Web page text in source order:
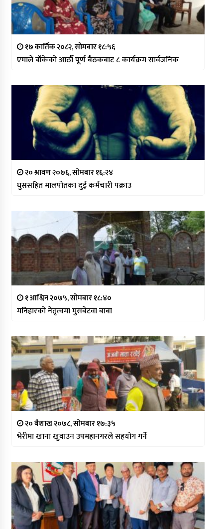
१७ कार्तिक २०८२, सोमबार १८:५६
एमाले बाँकेको आठौँ पूर्ण बैठकबाट ८ कार्यक्रम सार्वजनिक
२० श्रावण २०७६, सोमबार १६:२४
घुससहित मालपोतका दुई कर्मचारी पक्राउ
१ आश्विन २०७५, सोमबार १८:४०
मनिहारको नेतृत्वमा मुसबेटवा बाबा
२० बैशाख २०७८, सोमबार १७:३५
भेरीमा खाना खुवाउन उपमहानगरले सहयोग गर्ने